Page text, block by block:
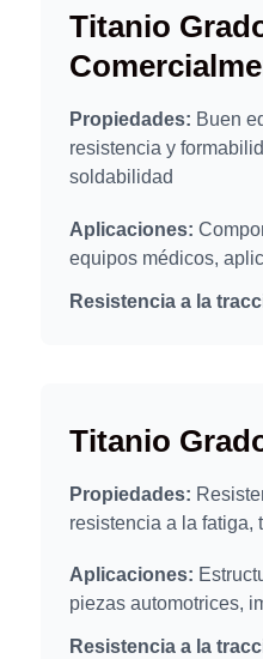
Titanio
Propiedades: Buen
resistencia y
soldabilidad
Aplicaciones:
equipos médicos,
Resistencia a la
Titanio
Propiedades:
resistencia a la fatiga,
Aplicaciones:
piezas automotrices,
Resistencia a la